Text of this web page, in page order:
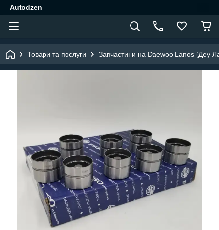
Autodzen
Товари та послуги Запчастини на Daewoo Lanos (Деу